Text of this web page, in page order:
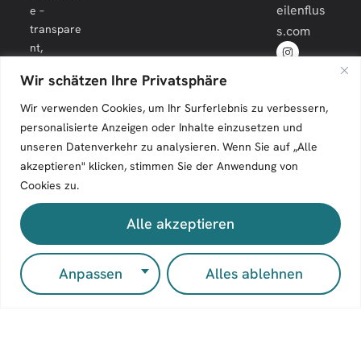
Wir schätzen Ihre Privatsphäre
Wir verwenden Cookies, um Ihr Surferlebnis zu verbessern,
personalisierte Anzeigen oder Inhalte einzusetzen und
unseren Datenverkehr zu analysieren. Wenn Sie auf „Alle
akzeptieren" klicken, stimmen Sie der Anwendung von
Cookies zu.
Anpassen Alles ablehnen
Alle akzeptieren
e –
transpare
nt,
und
langfristig.
eilenflus
s.com
Zeilenfluss © 2026. All Rights Reserved.
Impressum Kontakt